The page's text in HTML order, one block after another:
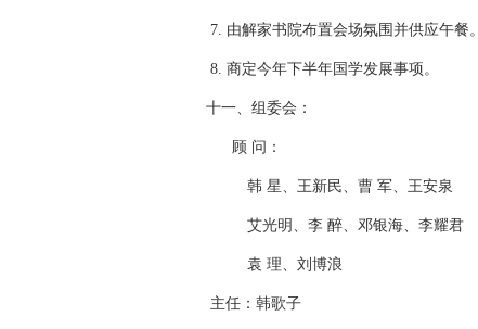
7. 由解家书院布置会场氛围并供应午餐。
8. 商定今年下半年国学发展事项。
十一、组委会：
顾 问：
韩 星、王新民、曹 军、王安泉
艾光明、李 醉、邓银海、李耀君
袁 理、刘博浪
主任：韩歌子